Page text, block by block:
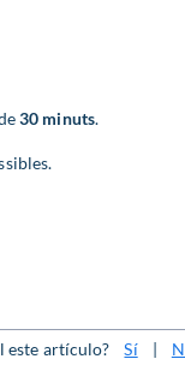
30 minuts.
este artículo? Sí |